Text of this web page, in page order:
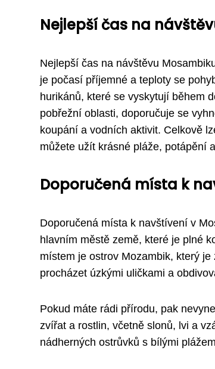
Nejlepší čas na
Nejlepší čas na návštěvu
je počasí příjemné a teploty se
hurikánů, které se vyskytují během
pobřežní oblasti, doporučuje se
koupání a vodních aktivit. Celkově
můžete užít krásné pláže, potápění
Doporučená místa k
Doporučená místa k navštívení v
hlavním městě země, které je plné
místem je ostrov Mozambik, který
procházet úzkými uličkami a
Pokud máte rádi přírodu, pak
zvířat a rostlin, včetně slonů, lvi a
nádherných ostrůvků s bílými